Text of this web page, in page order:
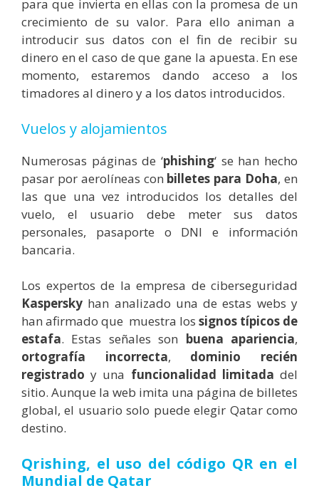
para que invierta en ellas con la promesa de un
crecimiento de su valor. Para ello animan a
introducir sus datos con el fin de recibir su
dinero en el caso de que gane la apuesta. En ese
momento, estaremos dando acceso a los
timadores al dinero y a los datos introducidos.
Vuelos y alojamientos
Numerosas páginas de ‘phishing‘ se han hecho
pasar por aerolíneas con billetes para Doha, en
las que una vez introducidos los detalles del
vuelo, el usuario debe meter sus datos
personales, pasaporte o DNI e información
bancaria.
Los expertos de la empresa de ciberseguridad
Kaspersky han analizado una de estas webs y
han afirmado que muestra los signos típicos de
estafa. Estas señales son buena apariencia,
ortografía incorrecta, dominio
recién
registrado y una funcionalidad limitada del
sitio. Aunque la web imita una página de billetes
global, el usuario solo puede elegir Qatar como
destino.
Qrishing, el uso del código QR en el
Mundial de Qatar